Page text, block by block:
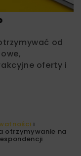
od
oferty i
i
otrzymywanie na